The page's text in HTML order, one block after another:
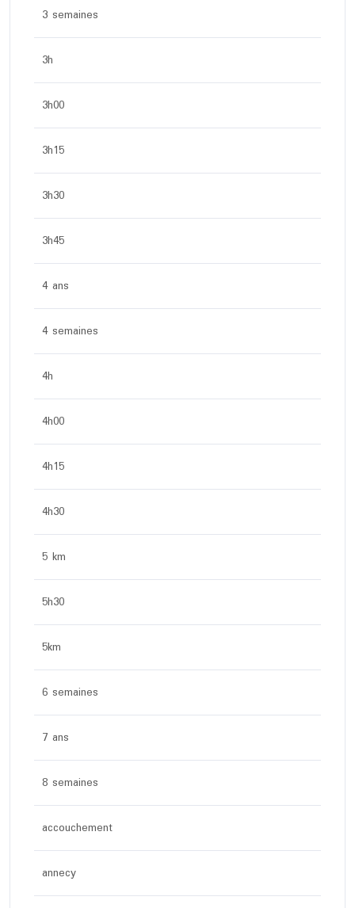
3 semaines
3h
3h00
3h15
3h30
3h45
4 ans
4 semaines
4h
4h00
4h15
4h30
5 km
5h30
5km
6 semaines
7 ans
8 semaines
accouchement
annecy